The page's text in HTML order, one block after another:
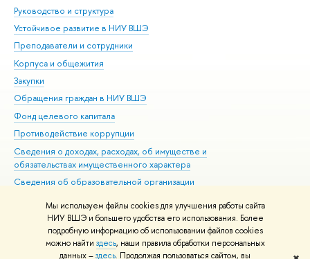
Мы используем файлы cookies для улучшения работы сайта
НИУ ВШЭ и большего удобства его использования. Более
подробную информацию об использовании файлов cookies
можно найти здесь, наши правила обработки персональных
данных –здесь. Продолжая пользоваться сайтом, вы
Руководство и структура
Устойчивое развитие в НИУ ВШЭ
Преподаватели и сотрудники
Корпуса и общежития
Закупки
Обращения граждан в НИУ ВШЭ
Фонд целевого капитала
Противодействие коррупции
Сведения о доходах, расходах, об имуществе и
обязательствах имущественного характера
Сведения об образовательной организации
Людям с ограниченными возможностями здоровья
Единая платежная страница
Работа в Вышке